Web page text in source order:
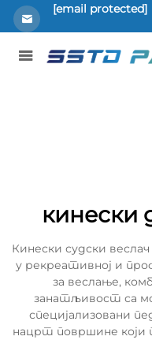
[email protected]
кинески
Кинески судски
у рекреативној и
за веслање,
занатљивост са
специјализовани
нацрт површине